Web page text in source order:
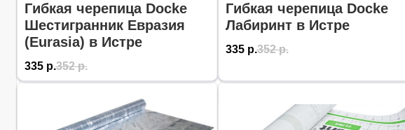
Гибкая черепица Docke
Шестигранник Евразия
(Eurasia) в Истре
335 р.352 р.
Гибкая черепица Docke
Лабиринт в Истре
335 р.352 р.